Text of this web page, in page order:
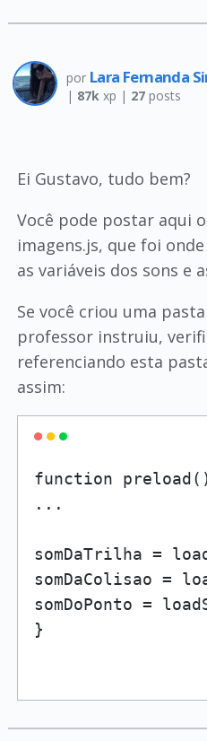
por Lara Fernanda
| 87kxp | 27posts
Ei Gustavo, tudo bem?
Você pode postar aqui
imagens.js, que foi
as variáveis dos sons e
Se você criou uma
professor instruiu,
referenciando esta
assim:
function
...
somDaTrilha =
somDaColisao =
somDoPonto =